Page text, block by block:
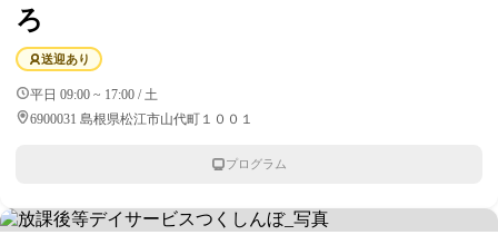
ろ
送迎あり
平日 09:00 ~ 17:00 / 土
6900031 島根県松江市山代町１００１
プログラム